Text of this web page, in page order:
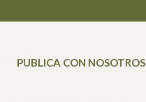
PUBLICA CON NOSOTROS